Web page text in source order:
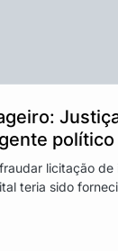
licitação de
teria sido